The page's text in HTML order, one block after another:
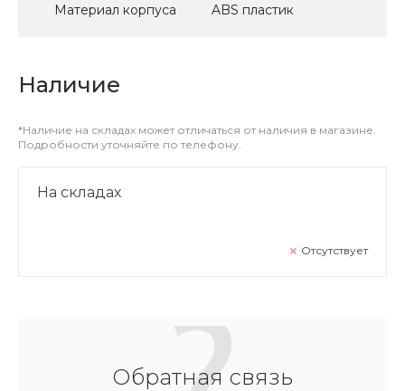
Материал корпуса ABS пластик
Наличие
*Наличие на складах может отличаться от наличия в магазине.
Подробности уточняйте по телефону.
На складах
Отсутствует
Обратная связь